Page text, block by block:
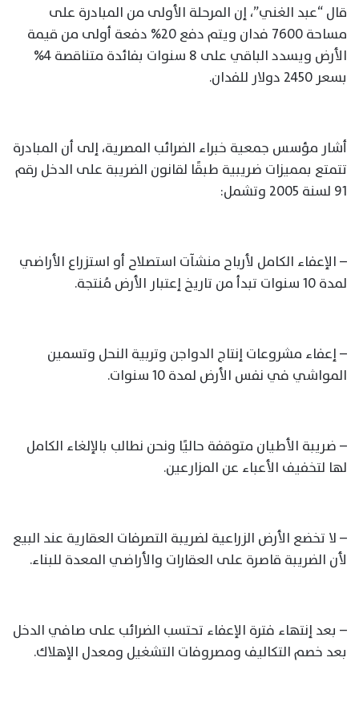
قال “عبد الغني”، إن المرحلة الأولى من المبادرة على
مساحة 7600 فدان ويتم دفع 20% دفعة أولى من قيمة
الأرض ويسدد الباقي على 8 سنوات بفائدة متناقصة 4%
بسعر 2450 دولار للفدان.
أشار مؤسس جمعية خبراء الضرائب المصرية، إلى أن المبادرة
تتمتع بمميزات ضريبية طبقًا لقانون الضريبة على الدخل رقم
91 لسنة 2005 وتشمل:
– الإعفاء الكامل لأرباح منشآت استصلاح أو استزراع الأراضي
لمدة 10 سنوات تبدأ من تاريخ إعتبار الأرض مُنتجة.
– إعفاء مشروعات إنتاج الدواجن وتربية النحل وتسمين
المواشي في نفس الأرض لمدة 10 سنوات.
– ضريبة الأطيان متوقفة حاليًا ونحن نطالب بالإلغاء الكامل
لها لتخفيف الأعباء عن المزارعين.
– لا تخضع الأرض الزراعية لضريبة التصرفات العقارية عند البيع
لأن الضريبة قاصرة على العقارات والأراضي المعدة للبناء.
– بعد إنتهاء فترة الإعفاء تحتسب الضرائب على صافي الدخل
بعد خصم التكاليف ومصروفات التشغيل ومعدل الإهلاك.